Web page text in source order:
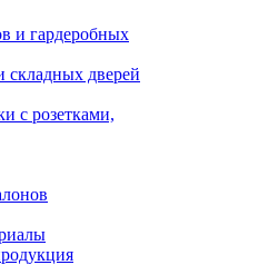
и гардеробных
дверей
с розетками,